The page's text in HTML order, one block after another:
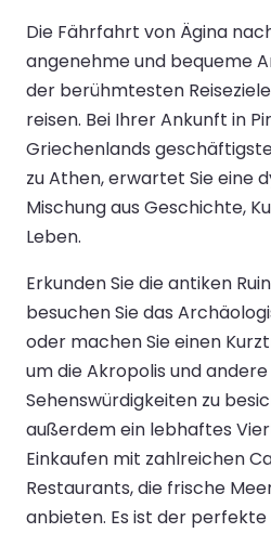
Die Fährfahrt von Ägina
angenehme und bequeme
der berühmtesten
reisen. Bei Ihrer Ankunft in
Griechenlands
zu Athen, erwartet Sie eine
Mischung aus Geschichte,
Leben.
Erkunden Sie die antiken
besuchen Sie das
oder machen Sie einen
um die Akropolis und
Sehenswürdigkeiten zu
außerdem ein lebhaftes
Einkaufen mit zahlreichen
Restaurants, die frische
anbieten. Es ist der